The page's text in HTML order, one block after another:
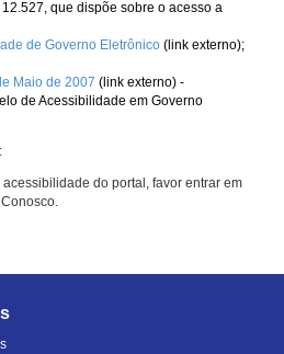
que dispõe sobre o acesso a
de Governo Eletrônico (link externo);
Maio de 2007 (link externo) -
de Acessibilidade em Governo
do portal, favor entrar em